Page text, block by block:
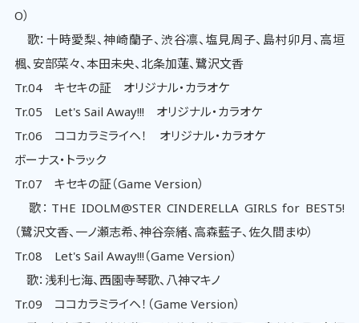
O）
歌：十時愛梨、神崎蘭子、渋谷凛、塩見周子、島村卯月、高垣
楓、安部菜々、本田未央、北条加蓮、鷺沢文香
Tr.04 キセキの証 オリジナル・カラオケ
Tr.05 Let's Sail Away!!! オリジナル・カラオケ
Tr.06 ココカラミライヘ！ オリジナル・カラオケ
ボーナス・トラック
Tr.07 キセキの証（Game Version）
歌：THE IDOLM@STER CINDERELLA GIRLS for BEST5!
（鷺沢文香、一ノ瀬志希、神谷奈緒、高森藍子、佐久間まゆ）
Tr.08 Let's Sail Away!!!（Game Version）
歌：浅利七海、西園寺琴歌、八神マキノ
Tr.09 ココカラミライヘ！（Game Version）